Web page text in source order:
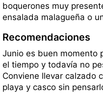
boquerones muy
ensalada malagueña o
Recomendaciones
Junio es buen momento
el tiempo y todavía no
Conviene llevar calzado
playa y casco sin